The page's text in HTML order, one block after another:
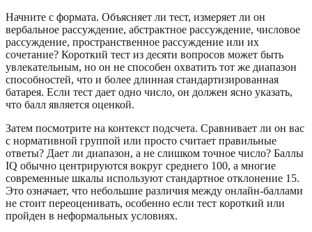
Начните с формата. Объясняет ли тест, измеряет ли он
вербальное рассуждение, абстрактное рассуждение, числовое
рассуждение, пространственное рассуждение или их
сочетание? Короткий тест из десяти вопросов может быть
увлекательным, но он не способен охватить тот же диапазон
способностей, что и более длинная стандартизированная
батарея. Если тест дает одно число, он должен ясно указать,
что балл является оценкой.
Затем посмотрите на контекст подсчета. Сравнивает ли он вас
с нормативной группой или просто считает правильные
ответы? Дает ли диапазон, а не слишком точное число? Баллы
IQ обычно центрируются вокруг среднего 100, а многие
современные шкалы используют стандартное отклонение 15.
Это означает, что небольшие различия между онлайн-баллами
не стоит переоценивать, особенно если тест короткий или
пройден в неформальных условиях.